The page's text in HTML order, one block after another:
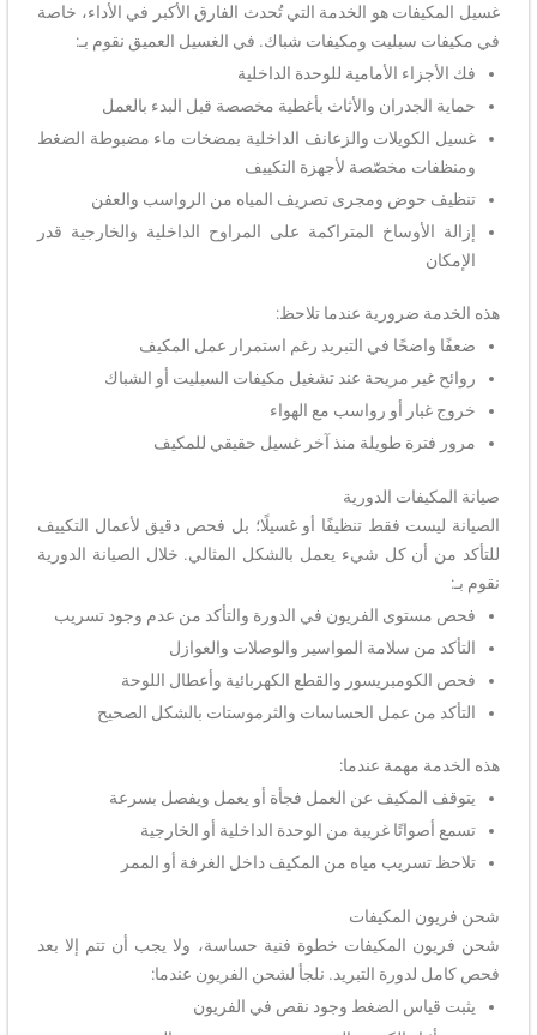
غسيل المكيفات هو الخدمة التي تُحدث الفارق الأكبر في الأداء، خاصة
في مكيفات سبليت ومكيفات شباك. في الغسيل العميق نقوم بـ:
فك الأجزاء الأمامية للوحدة الداخلية
حماية الجدران والأثاث بأغطية مخصصة قبل البدء بالعمل
غسيل الكويلات والزعانف الداخلية بمضخات ماء مضبوطة الضغط
ومنظفات مخصّصة لأجهزة التكييف
تنظيف حوض ومجرى تصريف المياه من الرواسب والعفن
إزالة الأوساخ المتراكمة على المراوح الداخلية والخارجية قدر
الإمكان
هذه الخدمة ضرورية عندما تلاحظ:
ضعفًا واضحًا في التبريد رغم استمرار عمل المكيف
روائح غير مريحة عند تشغيل مكيفات السبليت أو الشباك
خروج غبار أو رواسب مع الهواء
مرور فترة طويلة منذ آخر غسيل حقيقي للمكيف
صيانة المكيفات الدورية
الصيانة ليست فقط تنظيفًا أو غسيلًا؛ بل فحص دقيق لأعمال التكييف
للتأكد من أن كل شيء يعمل بالشكل المثالي. خلال الصيانة الدورية
نقوم بـ:
فحص مستوى الفريون في الدورة والتأكد من عدم وجود تسريب
التأكد من سلامة المواسير والوصلات والعوازل
فحص الكومبريسور والقطع الكهربائية وأعطال اللوحة
التأكد من عمل الحساسات والثرموستات بالشكل الصحيح
هذه الخدمة مهمة عندما:
يتوقف المكيف عن العمل فجأة أو يعمل ويفصل بسرعة
تسمع أصواتًا غريبة من الوحدة الداخلية أو الخارجية
تلاحظ تسريب مياه من المكيف داخل الغرفة أو الممر
شحن فريون المكيفات
شحن فريون المكيفات خطوة فنية حساسة، ولا يجب أن تتم إلا بعد
فحص كامل لدورة التبريد. نلجأ لشحن الفريون عندما:
يثبت قياس الضغط وجود نقص في الفريون